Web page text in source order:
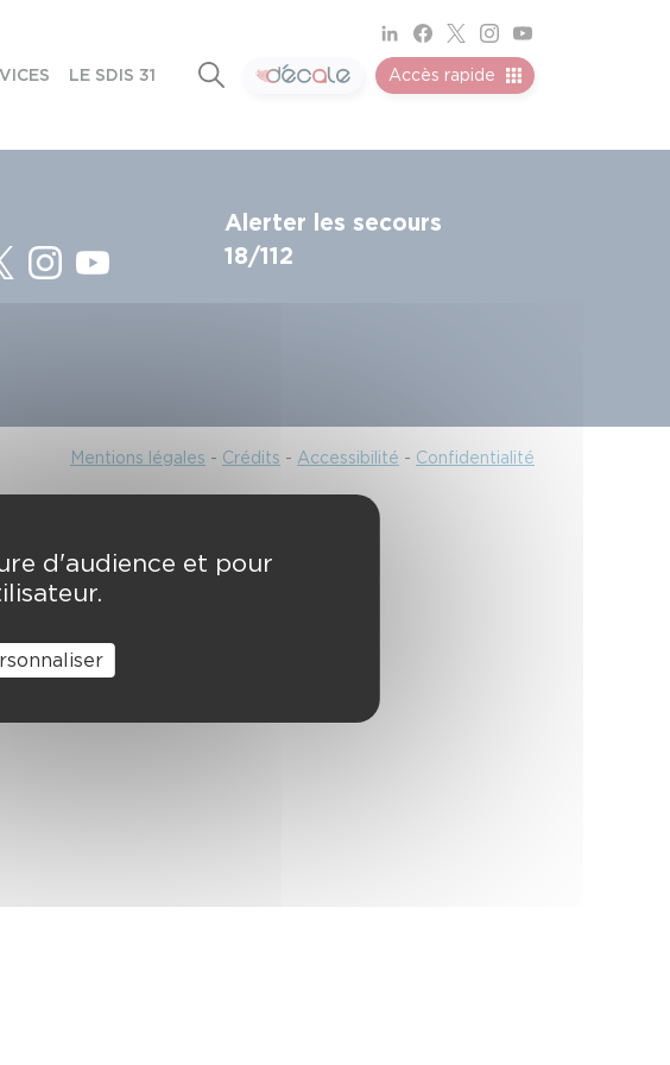
LE SDIS 31 Accès rapide
Alerter les secours
18/112
Mentions légales - Crédits - Accessibilité - Confidentialité
d'audience et pour